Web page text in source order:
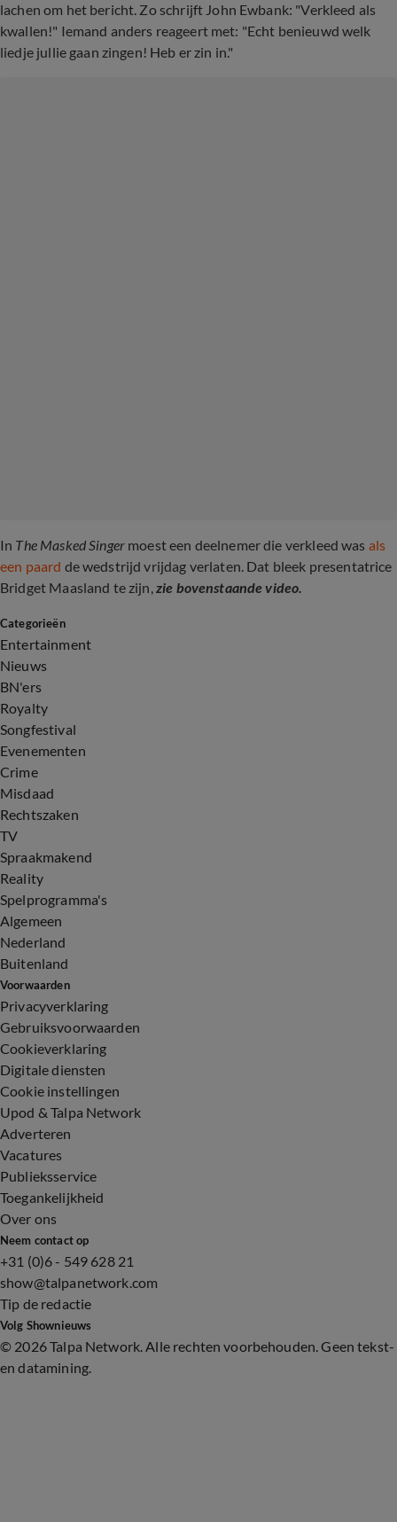
lachen om het bericht. Zo schrijft John Ewbank: "Verkleed als
kwallen!" Iemand anders reageert met: "Echt benieuwd welk
liedje jullie gaan zingen! Heb er zin in."
In The Masked Singer moest een deelnemer die verkleed was als
een paard de wedstrijd vrijdag verlaten. Dat bleek presentatrice
Bridget Maasland te zijn,zie bovenstaande video.
Categorieën
Entertainment
Nieuws
BN'ers
Royalty
Songfestival
Evenementen
Crime
Misdaad
Rechtszaken
TV
Spraakmakend
Reality
Spelprogramma's
Algemeen
Nederland
Buitenland
Voorwaarden
Privacyverklaring
Gebruiksvoorwaarden
Cookieverklaring
Digitale diensten
Cookie instellingen
Upod & Talpa Network
Adverteren
Vacatures
Publieksservice
Toegankelijkheid
Over ons
Neem contact op
+31 (0)6 - 549 628 21
show@talpanetwork.com
Tip de redactie
Volg Shownieuws
© 2026 Talpa Network. Alle rechten voorbehouden. Geen tekst-
en datamining.